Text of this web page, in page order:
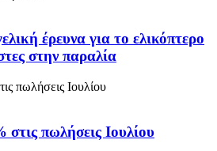
έρευνα για το ελικόπτερο
στην παραλία
πωλήσεις Ιουλίου